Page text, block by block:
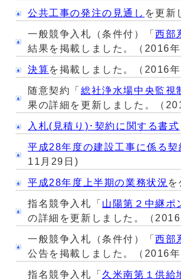
公共工事の発注の見通し を更新
一般競争入札（条件付）「西部
結果を掲載しました。（2016年
決算を掲載しました。（2016
随意契約「 総社浄水場中央監視
果の詳細を更新しました。（
入札(見積り)･契約に関する書式
平成28年度の建設工事に係る
11月29日)
平成28年度上半期の業務状況
指名競争入札「 山陽第２中継ポ
の詳細を更新しました。（
一般競争入札（条件付）「西部
公告を掲載しました。（2016年
指名競争入札「 久米南第１供給